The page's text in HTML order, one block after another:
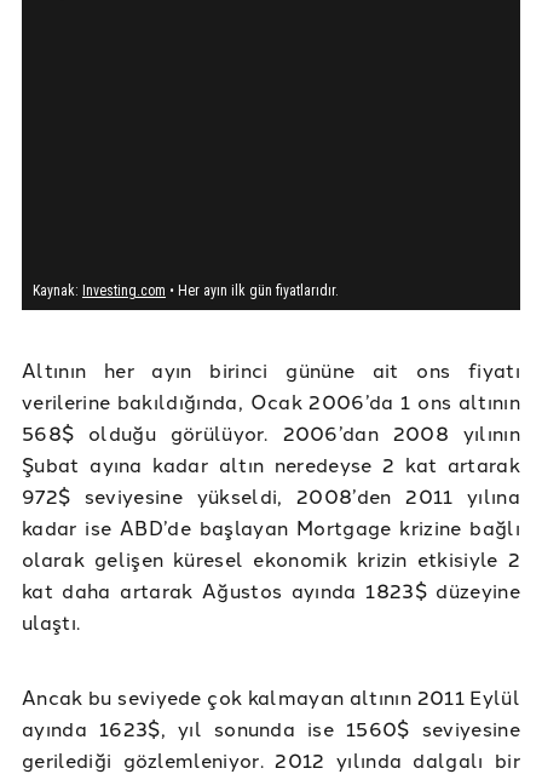
Altının her ayın birinci gününe ait ons fiyatı
verilerine bakıldığında, Ocak 2006’da 1 ons altının
568$ olduğu görülüyor. 2006’dan 2008 yılının
Şubat ayına kadar altın neredeyse 2 kat artarak
972$ seviyesine yükseldi, 2008’den 2011 yılına
kadar ise ABD’de başlayan Mortgage krizine bağlı
olarak gelişen küresel ekonomik krizin etkisiyle 2
kat daha artarak Ağustos ayında 1823$ düzeyine
ulaştı.
Ancak bu seviyede çok kalmayan altının 2011 Eylül
ayında 1623$, yıl sonunda ise 1560$ seviyesine
gerilediği gözlemleniyor. 2012 yılında dalgalı bir